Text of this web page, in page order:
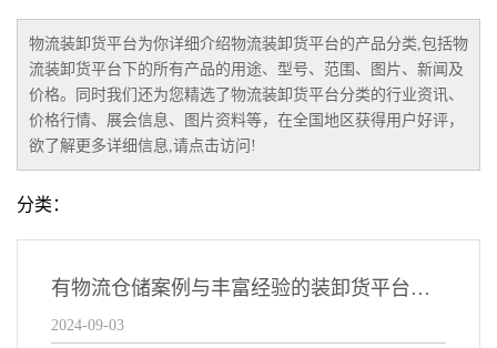
物流装卸货平台为你详细介绍物流装卸货平台的产品分类,包括物
流装卸货平台 下的所有产品的用途、型号、范围、图片、新闻及
价格。同时我们还为您精选了物流装卸货平台分类的行业资讯、
价格行情、展会信息、图片资料等，在全国地区获得用户好评，
欲了解更多详细信息,请点击访问!
分类：
有物流仓储案例与丰富经验的装卸货平台厂家
2024-09-03